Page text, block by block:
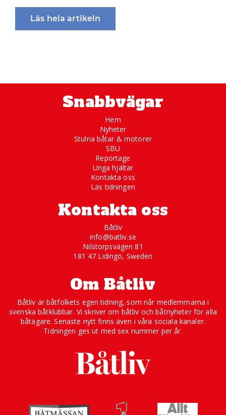
Läs hela artikeln
Snabbvägar
Hem
Nyheter
Stulna båtar & motorer
SBU
Reportage
Unga hjältar
Kontakta oss
Läs tidningen
Kontakta oss
Båtliv
info@batliv.se
Nilstorpsvägen 81
181 47 Lidingö, Sweden
Om Båtliv
Båtliv är båtfolkets egen tidning, som når medlemmarna i
svenska båtklubbar. Vi skriver om båtliv och båtnyheter för alla
båtägare. Senaste nytt finns även i våra sociala kanaler.
Tidningen ges ut med sex nummer per år.